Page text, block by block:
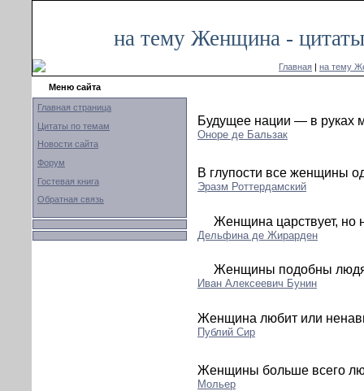
на тему Женщина -
Главная | на тему
Меню сайта
Главная страница
Цитаты по темам
Новости сайта
Форум
Гостевая книга
Обратная связь
Будущее нации — в руках
Оноре де Бальзак
В глупости все женщины
Эразм Роттердамский
Женщина царствует, но
Дельфина де Жирарден
Женщины подобны
Иван Алексеевич Бунин
Женщина любит или
Публий Сир
Женщины больше всего
Мольер